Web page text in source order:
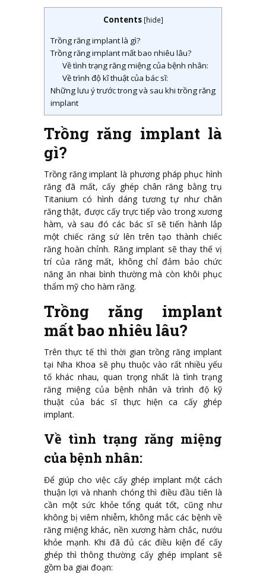
Contents [hide]
Trồng răng implant là gì?
Trồng răng implant mất bao nhiêu lâu?
Về tình trạng răng miệng của bệnh nhân:
Về trình độ kĩ thuật của bác sĩ:
Những lưu ý trước trong và sau khi trồng răng
implant
Trồng răng implant là
gì?
Trồng răng implant là phương pháp phục hình
răng đã mất, cấy ghép chân răng bằng trụ
Titanium có hình dáng tương tự như chân
răng thật, được cấy trực tiếp vào trong xương
hàm, và sau đó các bác sĩ sẽ tiến hành lắp
một chiếc răng sứ lên trên tạo thành chiếc
răng hoàn chỉnh. Răng implant sẽ thay thế vị
trí của răng mất, không chỉ đảm bảo chức
năng ăn nhai bình thường mà còn khôi phục
thẩm mỹ cho hàm răng.
Trồng răng implant
mất bao nhiêu lâu?
Trên thực tế thì thời gian trồng răng implant
tại Nha Khoa sẽ phụ thuộc vào rất nhiều yếu
tố khác nhau, quan trọng nhất là tình trạng
răng miệng của bệnh nhân và trình độ kỹ
thuật của bác sĩ thực hiện ca cấy ghép
implant.
Về tình trạng răng miệng
của bệnh nhân:
Để giúp cho việc cấy ghép implant một cách
thuận lợi và nhanh chóng thì điều đầu tiên là
cần một sức khỏe tổng quát tốt, cũng như
không bị viêm nhiễm, không mắc các bệnh về
răng miệng khác, nền xương hàm chắc, nướu
khỏe mạnh. Khi đã đủ các điều kiện để cấy
ghép thì thông thường cấy ghép implant sẽ
gồm ba giai đoạn: